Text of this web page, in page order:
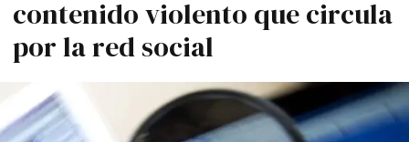
contenido violento que circula
por la red social